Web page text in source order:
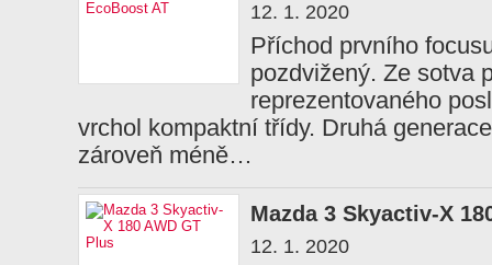
12. 1. 2020
Příchod prvního
pozdvižený. Ze sotva
reprezentovaného
vrchol kompaktní třídy. Druhá
zároveň méně…
Mazda 3 Skyactiv-X
12. 1. 2020